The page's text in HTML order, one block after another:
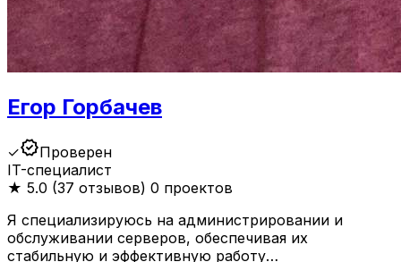
Егор Горбачев
✓verifiedПроверен
IT-специалист
★ 5.0 (37 отзывов) 0 проектов
Я специализируюсь на администрировании и
обслуживании серверов, обеспечивая их
стабильную и эффективную работу…